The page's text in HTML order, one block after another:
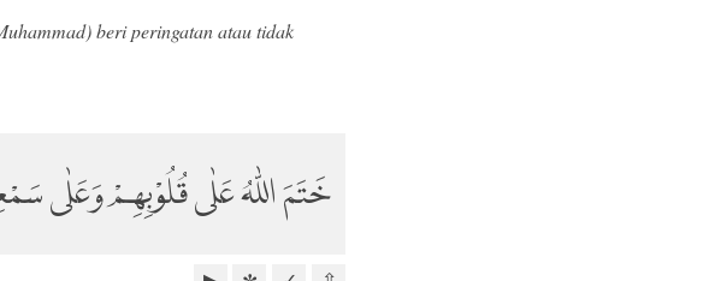
beri peringatan atau tidak
خَتَمَ اللّٰهُ عَلٰى قُلُوْبِهِمْ وَعَلٰى